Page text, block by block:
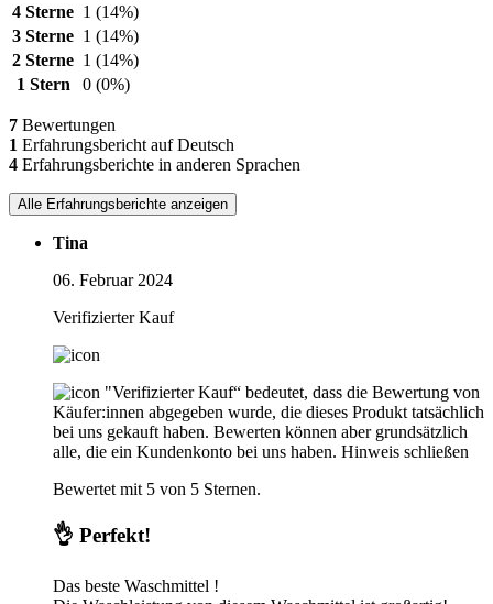
4 Sterne 1 (14%)
3 Sterne 1 (14%)
2 Sterne 1 (14%)
1 Stern
0 (0%)
7 Bewertungen
1 Erfahrungsbericht auf Deutsch
4 Erfahrungsberichte in anderen Sprachen
Alle Erfahrungsberichte anzeigen
Tina
06. Februar 2024
Verifizierter Kauf
"Verifizierter Kauf“ bedeutet, dass die Bewertung von
Käufer:innen abgegeben wurde, die dieses Produkt tatsächlich
bei uns gekauft haben. Bewerten können aber grundsätzlich
alle, die ein Kundenkonto bei uns haben. Hinweis schließen
Bewertet mit 5 von 5 Sternen.
👌 Perfekt!
Das beste Waschmittel !